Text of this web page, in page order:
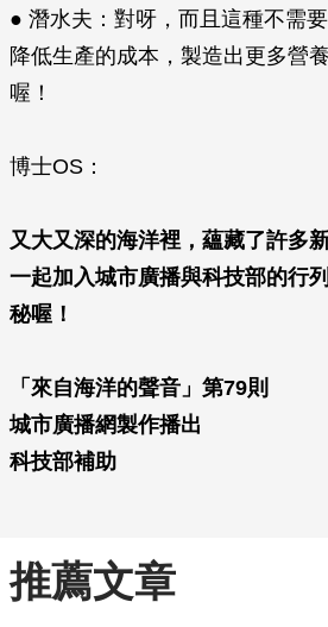
● 潛水夫：對呀，而且這種不需
降低生產的成本，製造出更多營
喔！
博士OS：
又大又深的海洋裡，蘊藏了許多
一起加入城市廣播與科技部的行
秘喔！
「來自海洋的聲音」第79則
城市廣播網製作播出
科技部補助
推薦文章